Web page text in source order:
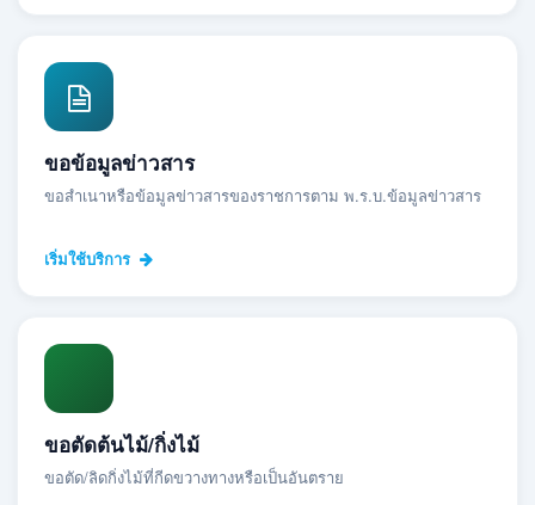
ขอข้อมูลข่าวสาร
ขอสำเนาหรือข้อมูลข่าวสารของราชการตาม พ.ร.บ.ข้อมูลข่าวสาร
เริ่มใช้บริการ
ขอตัดต้นไม้/กิ่งไม้
ขอตัด/ลิดกิ่งไม้ที่กีดขวางทางหรือเป็นอันตราย